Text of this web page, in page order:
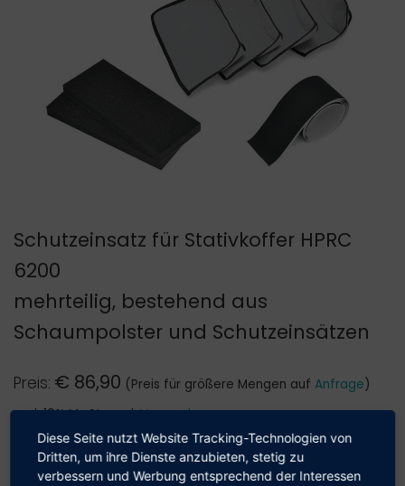
Schutzeinsatz für Stativkoffer HPRC
6200
mehrteilig, bestehend aus
Schaumpolster und Schutzeinsätzen
Preis: € 86,90 (Preis für größere Mengen auf Anfrage)
zzgl. 19% MwSt., zzgl.Versand
Verkauf nur an Geschäftskunden und Behörden möglich
Diese Seite nutzt Website Tracking-Technologien von
Dritten, um ihre Dienste anzubieten, stetig zu
verbessern und Werbung entsprechend der Interessen